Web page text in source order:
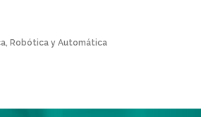
Robótica y Automática